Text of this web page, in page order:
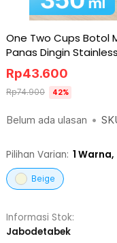
One Two Cups Botol
Panas Dingin
Belum ada ulasan •
Rp43.600
Rp74.900 42%
Pilihan Varian: 1 Warna,
Beige
Informasi Stok:
Jabodetabek